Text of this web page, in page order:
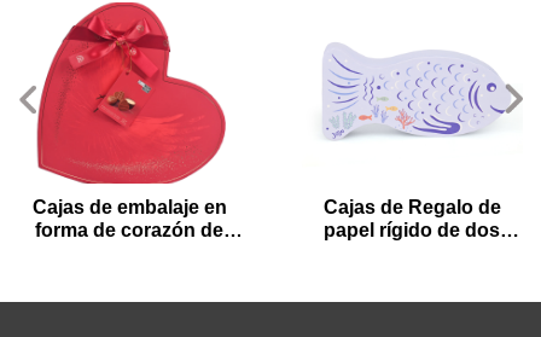
Cajas de embalaje en
forma de corazón de
Cajas de Regalo de
papel rígido de dos